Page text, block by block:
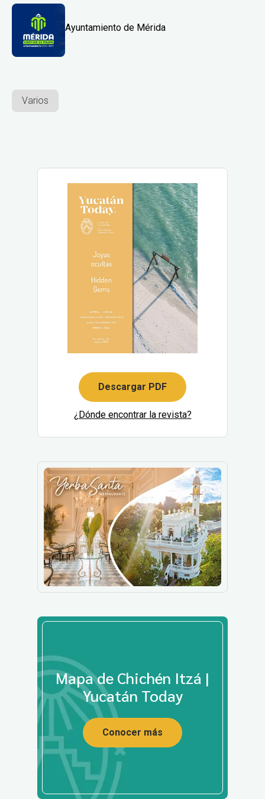
Ayuntamiento de Mérida
Varios
Descargar PDF
¿Dónde encontrar la revista?
Mapa de Chichén Itzá |
Yucatán Today
Conocer más